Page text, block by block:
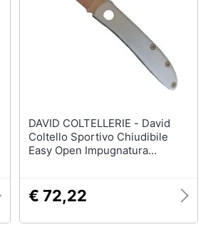
DAVID COLTELLERIE - David
Coltello Sportivo Chiudibile
Easy Open Impugnatura
€ 72,22